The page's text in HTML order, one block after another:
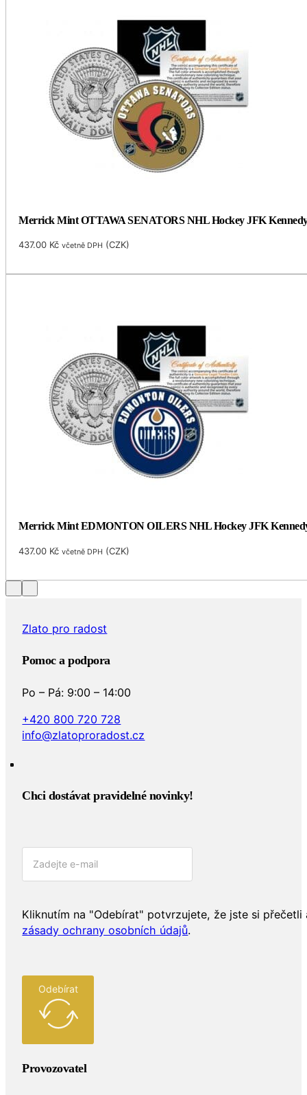
Merrick Mint OTTAWA SENATORS NHL Hockey JFK
437.00 Kč včetně DPH (CZK)
Merrick Mint EDMONTON OILERS NHL Hockey JFK
437.00 Kč včetně DPH (CZK)
Zlato pro radost
Pomoc a podpora
Po – Pá: 9:00 – 14:00
+420 800 720 728
info@zlatoproradost.cz
Chci dostávat pravidelné novinky!​
Kliknutím na "Odebírat" potvrzujete, že jste si přečetli
zásady ochrany osobních údajů.
Odebírat
Provozovatel